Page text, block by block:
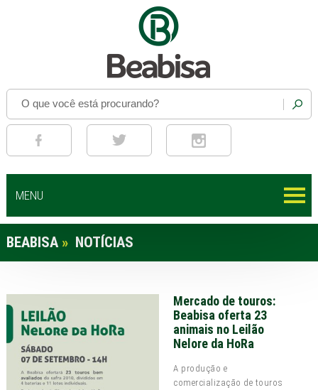
MENU
BEABISA » NOTÍCIAS
Mercado de touros:
Beabisa oferta 23
animais no Leilão
Nelore da HoRa
A produção e
comercialização de touros